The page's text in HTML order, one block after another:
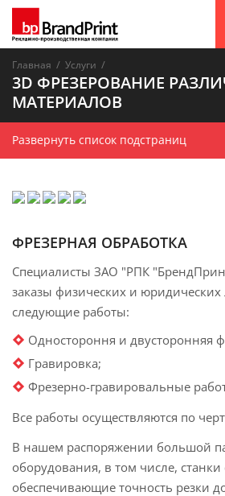
Главная / Услуги /
3D ФРЕЗЕРОВАНИЕ
МАТЕРИАЛОВ
Развернуть список подстраниц
ФРЕЗЕРНАЯ ОБРАБОТКА
Специалисты ЗАО "РПК
заказы физических и
следующие работы:
Одностороння и двусторонняя
Гравировка;
Фрезерно-гравировальные
Все работы осуществляются по
В нашем распоряжении большой
оборудования, в том числе, станки
обеспечивающие точность резки